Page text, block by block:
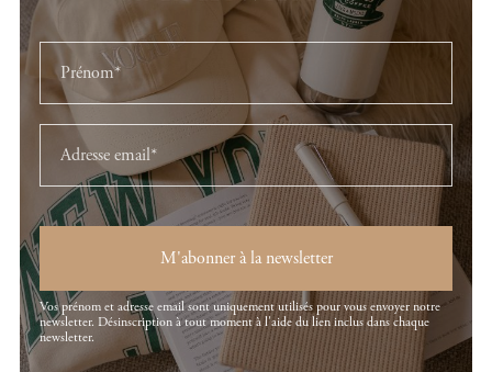
M'abonner à la newsletter
Vos prénom et adresse email sont uniquement utilisés pour vous envoyer notre
newsletter. Désinscription à tout moment à l'aide du lien inclus dans chaque
newsletter.